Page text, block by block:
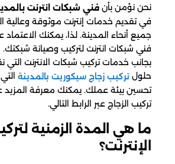
نحن نؤمن بأن فني شبكات انترنت
في تقديم خدمات إنترنت موثوقة وعالية
جميع أنحاء المدينة. لذا، يمكنك الاعتماد
فني شبكات انترنت لتركيب وصيانة شبكتك.
بجانب خدمات تركيب شبكات الانترنت التي
حلول تركيب زجاج سيكوريت بالمدينة
تحسين بيئة عملك. يمكنك معرفة المزيد
تركيب الزجاج عبر الرابط التالي.
ما هي المدة الزمنية
الإنترنت؟